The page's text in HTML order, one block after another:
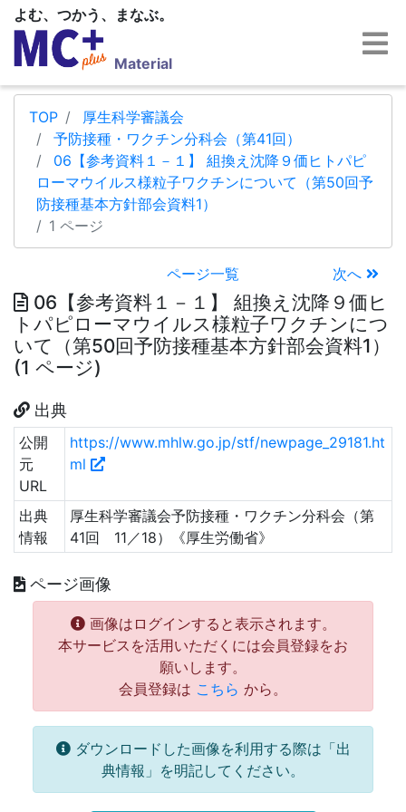
よむ、つかう、まなぶ。
Material
TOP
厚生科学審議会
予防接種・ワクチン分科会（第41回）
06【参考資料１－１】 組換え沈降９価ヒトパピ
ローマウイルス様粒子ワクチンについて（第50回予
防接種基本方針部会資料1）
1 ページ
ページ一覧 次へ
06【参考資料１－１】 組換え沈降９価ヒ
トパピローマウイルス様粒子ワクチンにつ
いて（第50回予防接種基本方針部会資料1）
(1 ページ)
出典
公開
元
URL
https://www.mhlw.go.jp/stf/newpage_29181.ht
ml
出典
情報
厚生科学審議会予防接種・ワクチン分科会（第
41回 11／18）《厚生労働省》
ページ画像
画像はログインすると表示されます。
本サービスを活用いただくには会員登録をお
願いします。
会員登録は こちら から。
ダウンロードした画像を利用する際は「出
典情報」を明記してください。